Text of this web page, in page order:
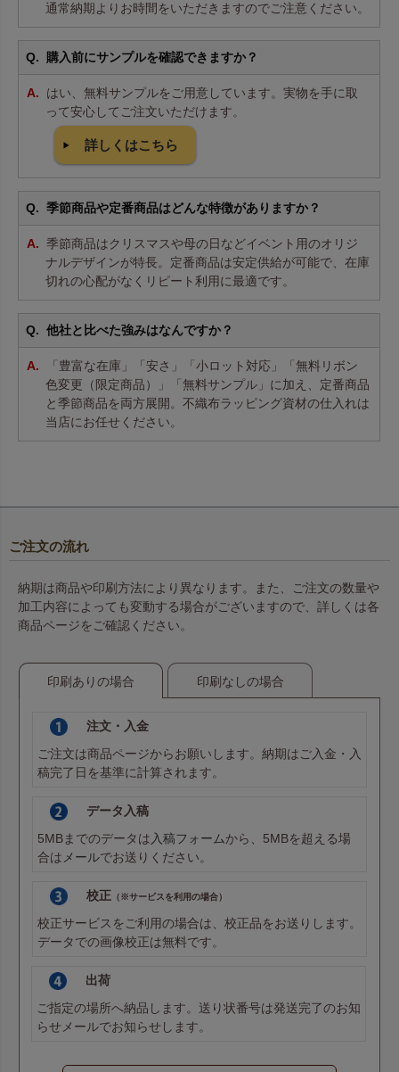
通常納期よりお時間をいただきますのでご注意ください。
購入前にサンプルを確認できますか？
はい、無料サンプルをご用意しています。実物を手に取
って安心してご注文いただけます。
詳しくはこちら
季節商品や定番商品はどんな特徴がありますか？
季節商品はクリスマスや母の日などイベント用のオリジ
ナルデザインが特長。定番商品は安定供給が可能で、在庫
切れの心配がなくリピート利用に最適です。
他社と比べた強みはなんですか？
「豊富な在庫」「安さ」「小ロット対応」「無料リボン
色変更（限定商品）」「無料サンプル」に加え、定番商品
と季節商品を両方展開。不織布ラッピング資材の仕入れは
当店にお任せください。
ご注文の流れ
納期は商品や印刷方法により異なります。また、ご注文の数量や
加工内容によっても変動する場合がございますので、詳しくは各
商品ページをご確認ください。
印刷ありの場合 印刷なしの場合
注文・入金
ご注文は商品ページからお願いします。納期はご入金・入
稿完了日を基準に計算されます。
データ入稿
5MBまでのデータは 入稿フォームから、5MBを超える場
合は メールでお送りください。
校正 （※サービスを利用の場合）
校正サービスをご利用の場合は、校正品をお送りします。
データでの画像校正は無料です。
出荷
ご指定の場所へ納品します。送り状番号は発送完了のお知
らせメールでお知らせします。